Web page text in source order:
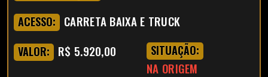
ACESSO: CARRETA BAIXA E TRUCK
VALOR: R$ 5.920,00 SITUAÇÃO:
NA ORIGEM